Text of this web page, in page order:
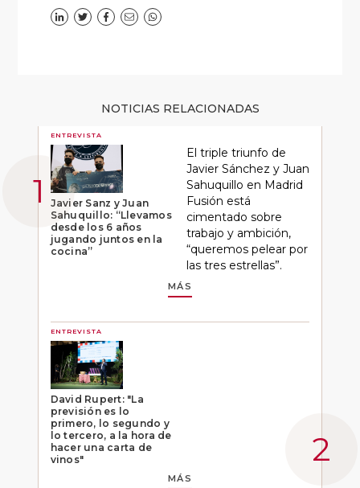
NOTICIAS RELACIONADAS
ENTREVISTA
Javier Sanz y Juan
Sahuquillo: “Llevamos
desde los 6 años
jugando juntos en la
cocina”
El triple triunfo de
Javier Sánchez y Juan
Sahuquillo en Madrid
Fusión está
cimentado sobre
trabajo y ambición,
“queremos pelear por
las tres estrellas”.
MÁS
ENTREVISTA
David Rupert: "La
previsión es lo
primero, lo segundo y
lo tercero, a la hora de
hacer una carta de
vinos"
MÁS